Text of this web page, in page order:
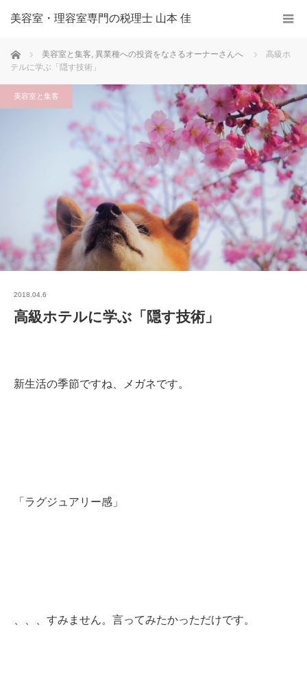
美容室・理容室専門の税理士 山本 佳
ホーム 美容室と集客, 異業種への投資をなさるオーナーさんへ
高級ホ
テルに学ぶ「隠す技術」
美容室と集客
2018.04.6
高級ホテルに学ぶ「隠す技術」
新生活の季節ですね、メガネです。
「ラグジュアリー感」
、、、すみません。言ってみたかっただけです。